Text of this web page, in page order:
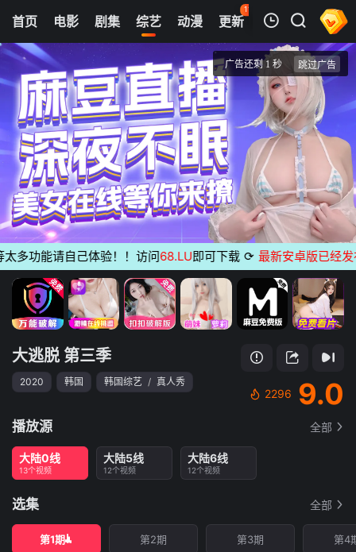
首页 电影 剧集 综艺 动漫 更新
112
热榜 APP
我的观影记录
第1期
大逃脱 第三季
清空
能请自己体验！！访问 68.LU即可下载 ⟳ 最新安卓版已经发布无
大逃脱 第三季
2020 韩国 韩国综艺 / 真人秀
2296 9.0
播放源 全部
大陆0线
13个视频
大陆5线
12个视频
大陆6线
12个视频
选集 全部
第1期 第2期 第3期 第4